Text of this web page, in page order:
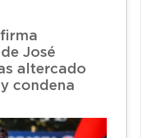
José
altercado
condena